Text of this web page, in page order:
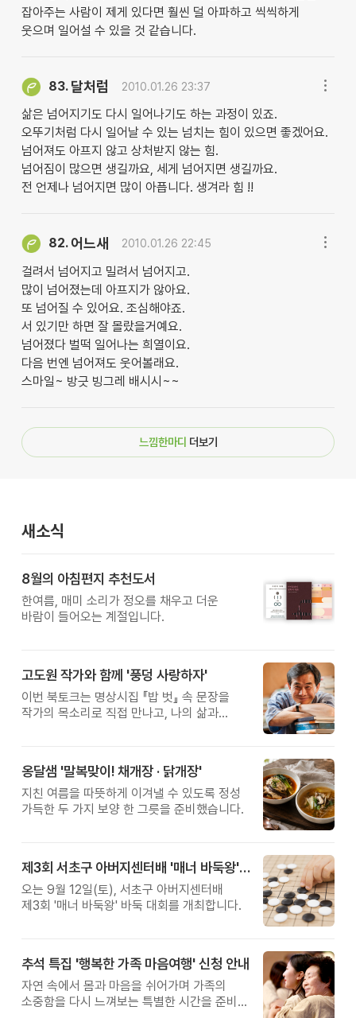
잡아주는 사람이 제게 있다면 훨씬 덜 아파하고 씩씩하게
웃으며 일어설 수 있을 것 같습니다.
83. 달처럼 2010.01.26 23:37
삶은 넘어지기도 다시 일어나기도 하는 과정이 있죠.
오뚜기처럼 다시 일어날 수 있는 넘치는 힘이 있으면 좋겠어요.
넘어져도 아프지 않고 상처받지 않는 힘.
넘어짐이 많으면 생길까요, 세게 넘어지면 생길까요.
전 언제나 넘어지면 많이 아픕니다. 생겨라 힘 !!
82. 어느새 2010.01.26 22:45
걸려서 넘어지고 밀려서 넘어지고.
많이 넘어졌는데 아프지가 않아요.
또 넘어질 수 있어요. 조심해야죠.
서 있기만 하면 잘 몰랐을거예요.
넘어졌다 벌떡 일어나는 희열이요.
다음 번엔 넘어져도 웃어볼래요.
스마일~ 방긋 빙그레 배시시~~
느낌한마디 더보기
새소식
8월의 아침편지 추천도서
한여름, 매미 소리가 정오를 채우고 더운
바람이 들어오는 계절입니다.
고도원 작가와 함께 '풍덩 사랑하자'
이번 북토크는 명상시집 『밥 벗』 속 문장을
작가의 목소리로 직접 만나고, 나의 삶과
옹달샘 '말복맞이! 채개장 · 닭개장'
지친 여름을 따뜻하게 이겨낼 수 있도록 정성
가득한 두 가지 보양 한 그릇을 준비했습니다.
제3회 서초구 아버지센터배 '매너 바둑왕' 대회
오는 9월 12일(토), 서초구 아버지센터배
제3회 '매너 바둑왕' 바둑 대회를 개최합니다.
추석 특집 '행복한 가족 마음여행' 신청 안내
자연 속에서 몸과 마음을 쉬어가며 가족의
소중함을 다시 느껴보는 특별한 시간을 준비해